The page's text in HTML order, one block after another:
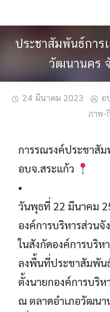
ประชาสัมพันธ์การ
วัฒนานคร
24 มีนาคม 2023 อ
ภาพ-
การรณรงค์ประชาสั
อบจ.สระแก้ว
•
วันพุธที่ 22 มีนาคม
องค์การบริหารส่วนจั
ในสังกัดองค์การบริห
ลงพื้นที่ประชาสัมพัน
ตั้งนายกองค์การบริห
ณ ตลาดอำเภอวัฒนา